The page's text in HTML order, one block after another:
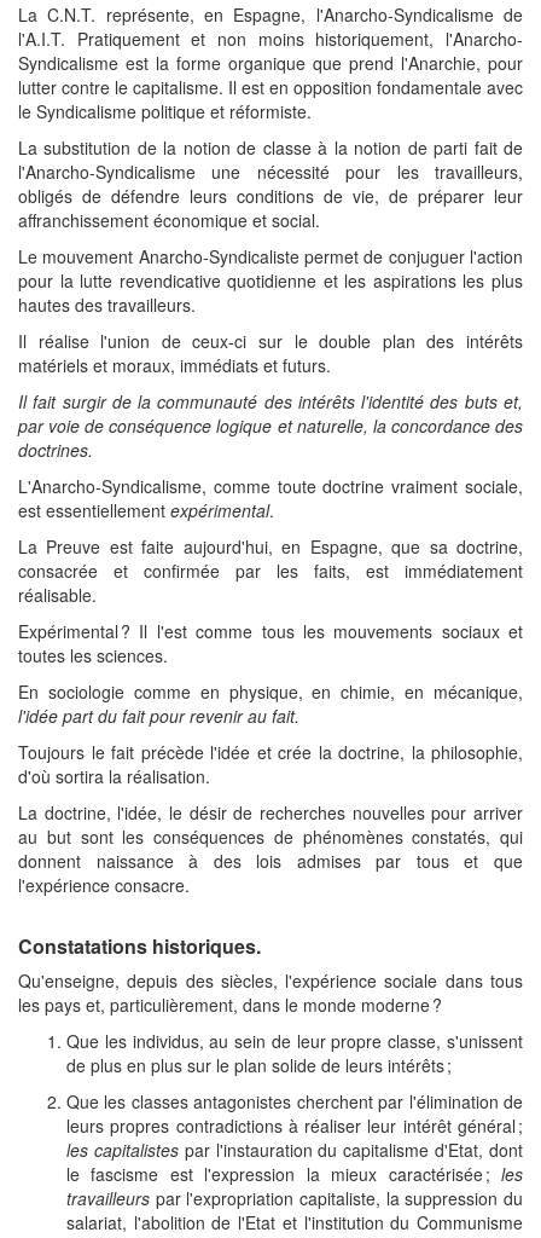
La C.N.T. représente, en Espagne, l'Anarcho-Syndicalisme de
l'A.I.T. Pratiquement et non moins historiquement, l'Anarcho-
Syndicalisme est la forme organique que prend l'Anarchie, pour
lutter contre le capitalisme. Il est en opposition fondamentale avec
le Syndicalisme politique et réformiste.
La substitution de la notion de classe à la notion de parti fait de
l'Anarcho-Syndicalisme une nécessité pour les travailleurs,
obligés de défendre leurs conditions de vie, de préparer leur
affranchissement économique et social.
Le mouvement Anarcho-Syndicaliste permet de conjuguer l'action
pour la lutte revendicative quotidienne et les aspirations les plus
hautes des travailleurs.
Il réalise l'union de ceux-ci sur le double plan des intérêts
matériels et moraux, immédiats et futurs.
Il fait surgir de la communauté des intérêts l'identité des buts et,
par voie de conséquence logique et naturelle, la concordance des
doctrines.
L'Anarcho-Syndicalisme, comme toute doctrine vraiment sociale,
est essentiellement expérimental.
La Preuve est faite aujourd'hui, en Espagne, que sa doctrine,
consacrée et confirmée par les faits, est immédiatement
réalisable.
Expérimental ? Il l'est comme tous les mouvements sociaux et
toutes les sciences.
En sociologie comme en physique, en chimie, en mécanique,
l'idée part du fait pour revenir au fait.
Toujours le fait précède l'idée et crée la doctrine, la philosophie,
d'où sortira la réalisation.
La doctrine, l'idée, le désir de recherches nouvelles pour arriver
au but sont les conséquences de phénomènes constatés, qui
donnent naissance à des lois admises par tous et que
l'expérience consacre.
Constatations historiques.
Qu'enseigne, depuis des siècles, l'expérience sociale dans tous
les pays et, particulièrement, dans le monde moderne ?
Que les individus, au sein de leur propre classe, s'unissent
de plus en plus sur le plan solide de leurs intérêts ;
Que les classes antagonistes cherchent par l'élimination de
leurs propres contradictions à réaliser leur intérêt général ;
les capitalistespar l'instauration du capitalisme d'Etat, dont
le fascisme est l'expression la mieux caractérisée ; les
travailleurs par l'expropriation capitaliste, la suppression du
salariat, l'abolition de l'Etat et l'institution du Communisme